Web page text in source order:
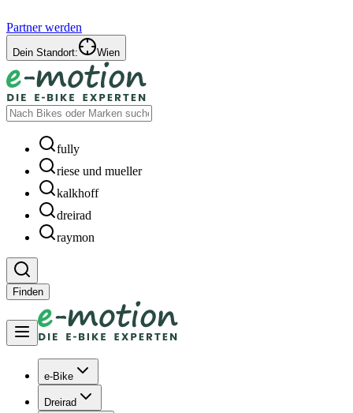
Partner werden
Dein Standort: Wien
fully
riese und mueller
kalkhoff
dreirad
raymon
Finden
e-Bike
Dreirad